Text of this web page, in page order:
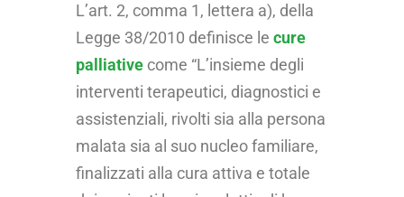
L’art. 2, comma 1, lettera a), della
Legge 38/2010 definisce le cure
palliative come “L’insieme degli
interventi terapeutici, diagnostici e
assistenziali, rivolti sia alla persona
malata sia al suo nucleo familiare,
finalizzati alla cura attiva e totale